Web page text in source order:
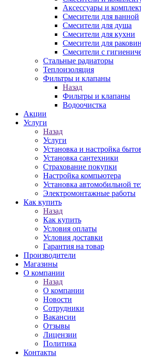
Аксессуары и
Смесители для ванной
Смесители для душа
Смесители для кухни
Смесители для
Смесители с
Стальные радиаторы
Теплоизоляция
Фильтры и клапаны
Назад
Фильтры и клапаны
Водоочистка
Акции
Услуги
Назад
Услуги
Установка и настройка
Установка сантехники
Страхование покупки
Настройка компьютера
Установка автомобильной
Электромонтажные работы
Как купить
Назад
Как купить
Условия оплаты
Условия доставки
Гарантия на товар
Производители
Магазины
О компании
Назад
О компании
Новости
Сотрудники
Вакансии
Отзывы
Лицензии
Политика
Контакты